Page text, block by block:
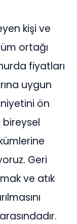
kişi ve
ortağı
fiyatları
uygun
ön
Geri
ve atık